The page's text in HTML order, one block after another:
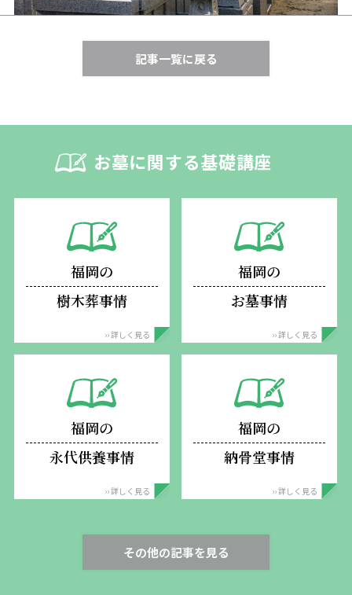
記事一覧に戻る
お墓に関する基礎講座
福岡の
樹木葬事情
›› 詳しく見る
福岡の
お墓事情
›› 詳しく見る
福岡の
永代供養事情
›› 詳しく見る
福岡の
納骨堂事情
›› 詳しく見る
その他の記事を見る